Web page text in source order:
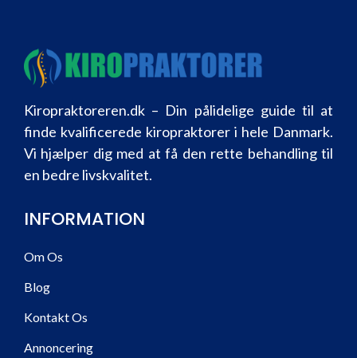
Kiropraktoreren.dk – Din pålidelige guide til at
finde kvalificerede kiropraktorer i hele Danmark.
Vi hjælper dig med at få den rette behandling til
en bedre livskvalitet.
INFORMATION
Om Os
Blog
Kontakt Os
Annoncering